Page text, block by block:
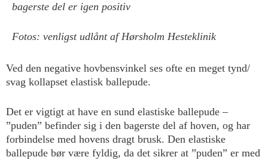
bagerste del er igen positiv
Fotos: venligst udlånt af Hørsholm Hesteklinik
Ved den negative hovbensvinkel ses ofte en meget tynd/
svag kollapset elastisk ballepude.
Det er vigtigt at have en sund elastiske ballepude –
”puden” befinder sig i den bagerste del af hoven, og har
forbindelse med hovens dragt brusk. Den elastiske
ballepude bør være fyldig, da det sikrer at ”puden” er med